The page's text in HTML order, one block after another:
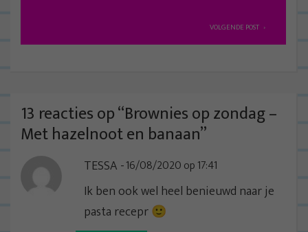
i
t
n
v
i
VOLGENDE POST
13 reacties op “Brownies op zondag –
Met hazelnoot en banaan”
TESSA 16/08/2020 op 17:41
Ik ben ook wel heel benieuwd naar je
pasta recepr 🙂